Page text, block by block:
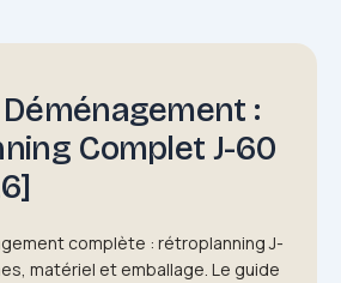
POUR UN DÉMÉNAGEMENT
:
Complet J-60
complète : rétroplanning J-
matériel et emballage. Le guide